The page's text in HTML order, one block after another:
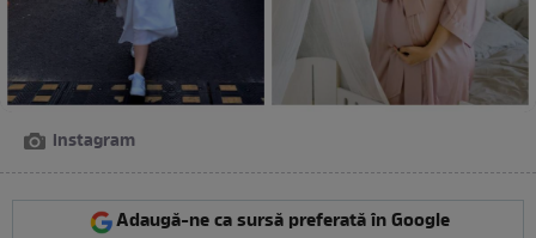
instagram
Adaugă-ne ca sursă preferată în Google